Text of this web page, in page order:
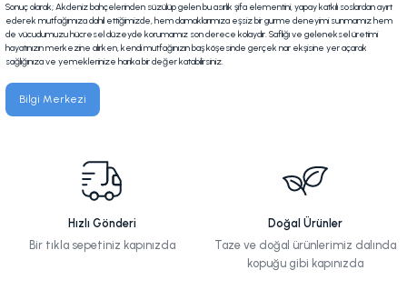
Sonuç olarak; Akdeniz bahçelerinden süzülüp gelen bu asırlık şifa elementini, yapay katkılı soslardan ayırt
ederek mutfağımıza dahil ettiğimizde, hem damaklarımıza eşsiz bir gurme deneyimi sunmamız hem
de vücudumuzu hücresel düzeyde korumamız son derece kolaydır. Saflığı ve geleneksel üretimi
hayatınızın merkezine alırken, kendi mutfağınızın baş köşesinde gerçek nar ekşisine yer açarak
sağlığınıza ve yemeklerinize harika bir değer katabilirsiniz.
Bilgi Merkezi
Hızlı Gönderi
Bir tıkla sepetiniz kapınızda
Doğal Ürünler
Taze ve doğal ürünlerimiz dalında
kopuğu gibi kapınızda